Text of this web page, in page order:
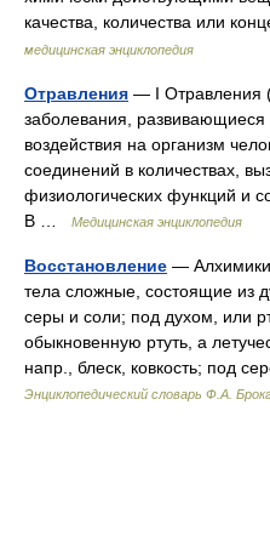
качества, количества или
медицинская энциклопедия
Отравления — I Отравления
заболевания, развивающиеся
воздействия на организм
соединений в количествах,
физиологических функций и
В …
Медицинская энциклопедия
Восстановление — Алхимики
тела сложные, состоящие из
серы и соли; под духом, или
обыкновенную ртуть, а
напр., блеск, ковкость; под
Энциклопедический словарь Ф.А.